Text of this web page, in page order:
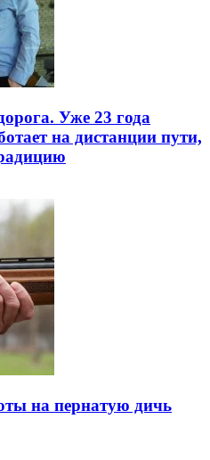
Уже 23 года
на дистанции пути,
на пернатую дичь